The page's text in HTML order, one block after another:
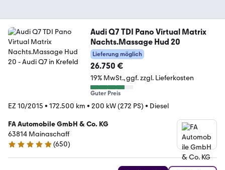
Audi Q7 TDI Pano Virtual Matrix
Nachts.Massage Hud 20
Lieferung möglich
26.750 €
19% MwSt. ggf. zzgl. Lieferkosten
Guter Preis
EZ 10/2015 • 172.500 km • 200 kW (272 PS) • Diesel
FA Automobile GmbH & Co. KG
63814 Mainaschaff
4.8 Sterne
(650)